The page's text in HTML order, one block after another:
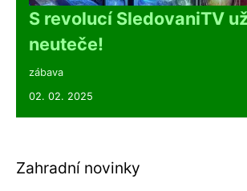
S revolucí SledovaniTV
neuteče!
zábava
02. 02. 2025
Zahradní novinky